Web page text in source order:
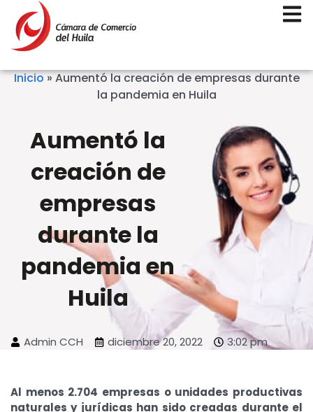
Inicio»Aumentó la creación de empresas durante
la pandemia en Huila
Aumentó la
creación de
empresas
durante la
pandemia en
Huila
Admin CCH diciembre 20, 2022 3:02 pm
Al menos 2.704 empresas o unidades productivas
naturales y jurídicas han sido creadas durante el